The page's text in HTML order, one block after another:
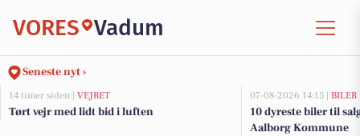
VORES Vadum
Seneste nyt ›
14 timer siden | VEJRET
Tørt vejr med lidt bid i luften
07-08-2026 14:15 | BILER
10 dyreste biler til
Aalborg Kommune